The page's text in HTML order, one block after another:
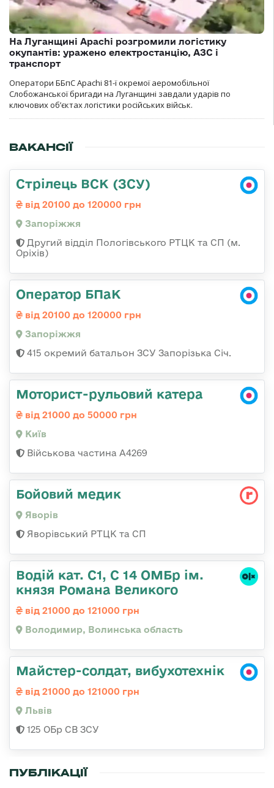
На Луганщині Apachi розгромили логістику
окупантів: уражено електростанцію, АЗС і
транспорт
Оператори ББпС Apachi 81-ї окремої аеромобільної
Слобожанської бригади на Луганщині завдали ударів по
ключових об’єктах логістики російських військ.
ВАКАНСІЇ
Стрілець ВСК (ЗСУ)
від 20100 до 120000 грн
Запоріжжя
Другий відділ Пологівського РТЦК та СП (м.
Оріхів)
Оператор БПаК
від 20100 до 120000 грн
Запоріжжя
415 окремий батальон ЗСУ Запорізька Січ.
Моторист-рульовий катера
від 21000 до 50000 грн
Київ
Військова частина А4269
Бойовий медик
Яворів
Яворівський РТЦК та СП
Водій кат. С1, С 14 ОМБр ім.
князя Романа Великого
від 21000 до 121000 грн
Володимир, Волинська область
Майстер-солдат, вибухотехнік
від 21000 до 121000 грн
Львів
125 ОБр СВ ЗСУ
ПУБЛІКАЦІЇ